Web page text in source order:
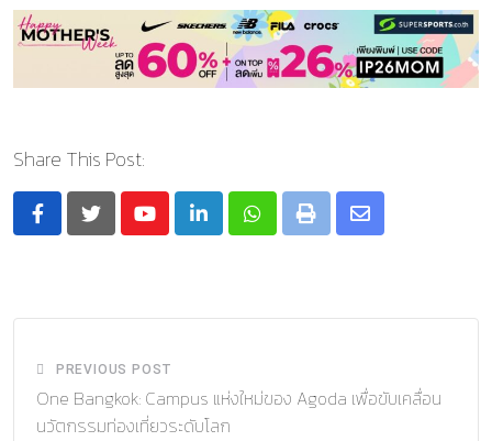
Share This Post:
YoutubeLinkedInWhatsapp
Print
Share
PREVIOUS POST
One Bangkok: Campus แห่งใหม่ของ Agoda เพื่อขับเคลื่อน
นวัตกรรมท่องเที่ยวระดับโลก